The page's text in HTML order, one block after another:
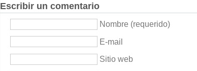
Escribir un comentario
Nombre (requerido)
E-mail
Sitio web